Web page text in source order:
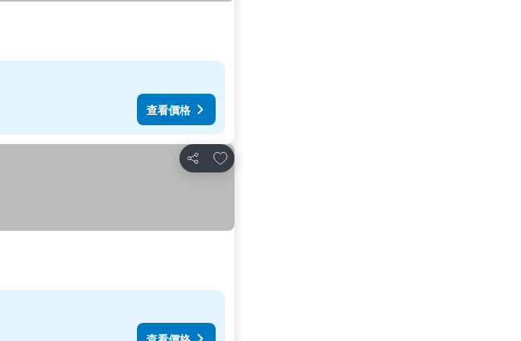
查看價格
分享
加入我的最愛